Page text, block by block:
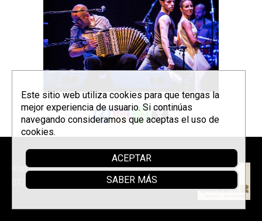
Korrontzi © 2026 - Tel. (+34) 618
Política de privacidad
Parrainer
Este sitio web utiliza cookies para que tengas la
mejor experiencia de usuario. Si continúas
navegando consideramos que aceptas el uso de
cookies.
ACEPTAR
SABER MÁS